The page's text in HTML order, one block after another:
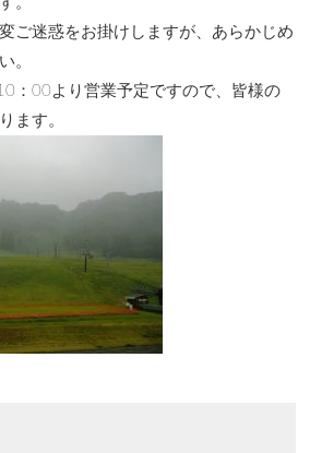
ご迷惑をお掛けしますが、あらかじめ
。
：00より営業予定ですので、皆様の
ます。